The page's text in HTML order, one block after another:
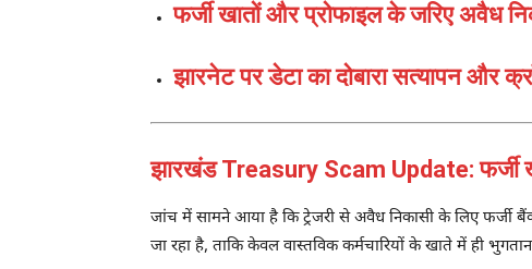
फर्जी खातों और प्रोफाइल के जरिए अवैध
झारनेट पर डेटा का दोबारा सत्यापन और
झारखंड Treasury Scam Update: फर्जी
जांच में सामने आया है कि ट्रेजरी से अवैध निकासी के लिए फर्जी
जा रहा है, ताकि केवल वास्तविक कर्मचारियों के खाते में ही